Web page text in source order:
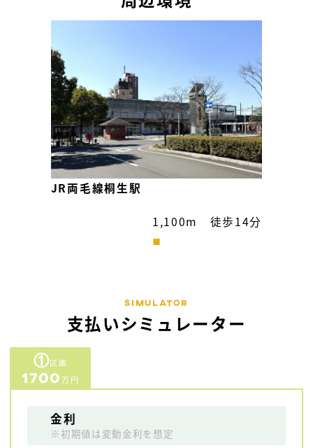
JR両毛線桐生駅
1,100m 徒歩14分
Simulator
支払いシミュレーター
①区画
1700万円
金利
※初期値は変動金利を想定